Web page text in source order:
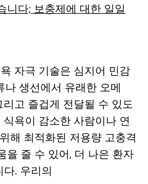
니다; 보충제에 대한 일일
자극 기술은 심지어 민감
생선에서 유래한 오메
고 즐겁게 전달될 수 있도
욕이 감소한 사람이나 연
해 최적화된 저용량 고충격
을 줄 수 있어, 더 나은 환자
. 우리의